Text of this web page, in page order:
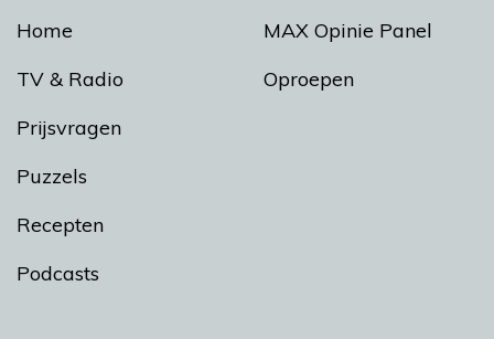
Home
TV & Radio
Prijsvragen
Puzzels
Recepten
Podcasts
MAX Opinie Panel
Oproepen